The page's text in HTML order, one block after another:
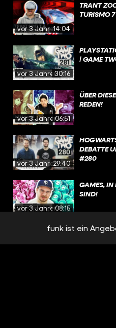
vor 3 Jahren14:04
TRANT
TURISMO
vor 3 Jahren30:16
| GAME
vor 3 Jahren06:51
ÜBER
REDEN!
vor 3 Jahren29:40
DEBATTE
#280
vor 3 Jahren08:15
GAMES, IN
SIND!
DEAD
funk ist ein